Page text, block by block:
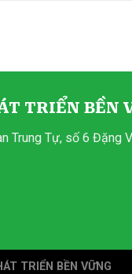
TRIỂN BỀN
Trung Tự, số 6 Đặng
TRIỂN BỀN VỮNG